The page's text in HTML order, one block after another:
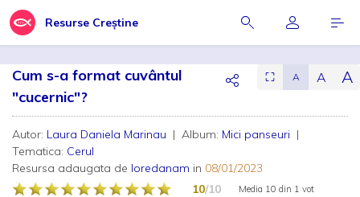
Resurse Creștine
Cum s-a format cuvântul
"cucernic"?
⛶ A A A
Autor: Laura Daniela Marinau | Album: Mici panseuri |
Tematica: Cerul
Resursa adaugata de loredanam in 08/01/2023
10/10 Media 10 din 1 vot